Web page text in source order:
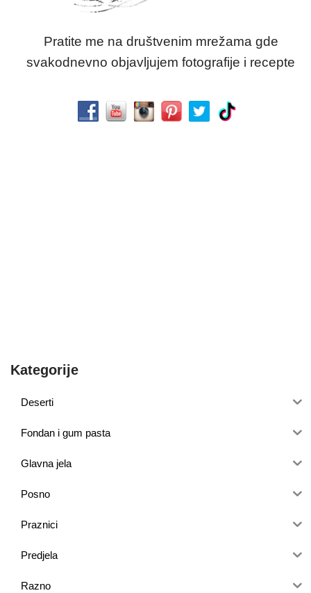
Pratite me na društvenim mrežama gde
svakodnevno objavljujem fotografije i recepte
Kategorije
Deserti
Fondan i gum pasta
Glavna jela
Posno
Praznici
Predjela
Razno